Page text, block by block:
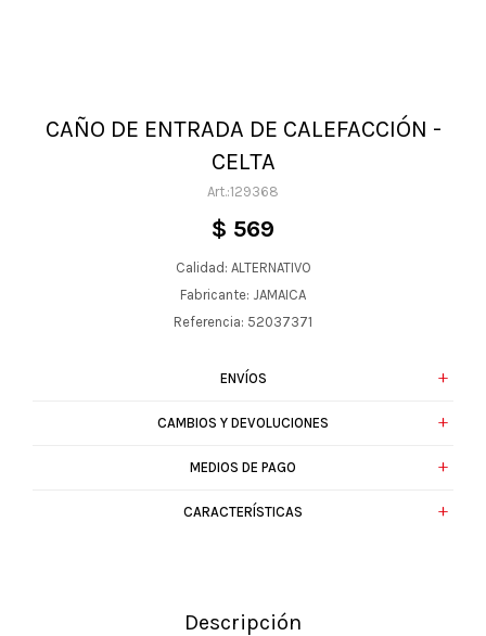
CAÑO DE ENTRADA DE CALEFACCIÓN -
CELTA
129368
$ 569
Calidad: ALTERNATIVO
Fabricante: JAMAICA
Referencia: 52037371
ENVÍOS
CAMBIOS Y DEVOLUCIONES
MEDIOS DE PAGO
CARACTERÍSTICAS
Descripción